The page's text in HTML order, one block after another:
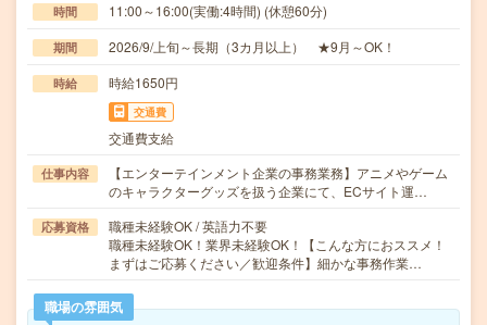
時間 11:00～16:00(実働:4時間) (休憩60分)
期間 2026/9/上旬～長期（3カ月以上） ★9月～OK！
時給 時給1650円
交通費
交通費支給
仕事内容
【エンターテインメント企業の事務業務】アニメやゲーム
のキャラクターグッズを扱う企業にて、ECサイト運…
応募資格
職種未経験OK / 英語力不要
職種未経験OK！業界未経験OK！【こんな方におススメ！
まずはご応募ください／歓迎条件】細かな事務作業…
職場の雰囲気